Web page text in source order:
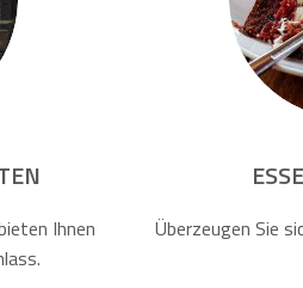
Ihnen
Überzeugen Sie